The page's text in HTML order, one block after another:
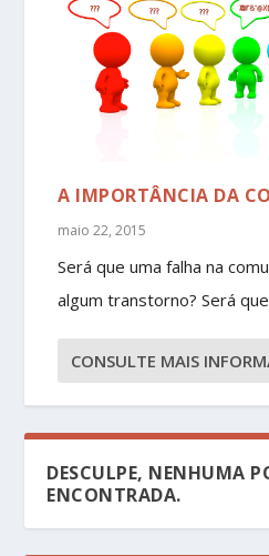
A IMPORTÂNCIA DA
maio 22, 2015
Será que uma falha na
algum transtorno? Será
CONSULTE MAIS
DESCULPE, NENHUMA
ENCONTRADA.